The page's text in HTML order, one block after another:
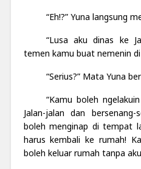
“Eh!?” Yuna langsung
“Lusa aku dinas ke
temen kamu buat nemenin di
“Serius?” Mata Yuna
“Kamu boleh
Jalan-jalan dan
boleh menginap di tempat
harus kembali ke rumah!
boleh keluar rumah tanpa